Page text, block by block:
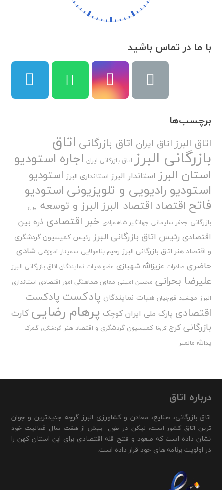
با ما در تماس باشید
برچسب‌ها
اتاق البرز اتاق ایران اتاق بازرگانی اتاق
بازرگانی البرز اتاق بازرگانی ایران اجاره استودیو
استان البرز استاندار البرز استانداری البرز استودیو
استودیو رادیویی و تلویزیونیاستودیو
فاتح اقتصاد اقتصاد البرزالبرز و توسعه ایران
بازرگانی جعفر سلیمانی جهانگیر شاهمرادی خبر اقتصادی ذره بین
اقتصادی رئیس اتاق بازرگانی البرز رئیس کمیسیون گردشگری
و اقتصاد هنر اتاق بازرگانی البرز رحیم بنامولایی سمینار آموزشی شادی
حاضری صادرات عزیزالله شهبازی عضو هیات نمایندگان اتاق بازرگانی البرز
علیرضا بحرانی محسن امینی معاون هماهنگی امور اقتصادی استانداری
البرز مهشید قورچیان هیات نمایندگان پادکست پادکست
اقتصادی پارک ملی ایران کوچک پرهام رضایی کارت
بازرگانی کرج کرونا کمیسیون گردشگری و اقتصاد هنر گردشگری گمرک
یدالله مالمیر
درباره اتاق
اتاق بازرگانی، صنایع، معادن و کشاورزی البرز گرچه جدیدترین و جوان
ترین اتاق کشور است، لیکن در طول بیش از هفت سال فعالیت خود
نشان داده است که صعود و فتح قله اقتصادی برای این استان کهن را
در اولویت برنامه های خود قرار داده است.